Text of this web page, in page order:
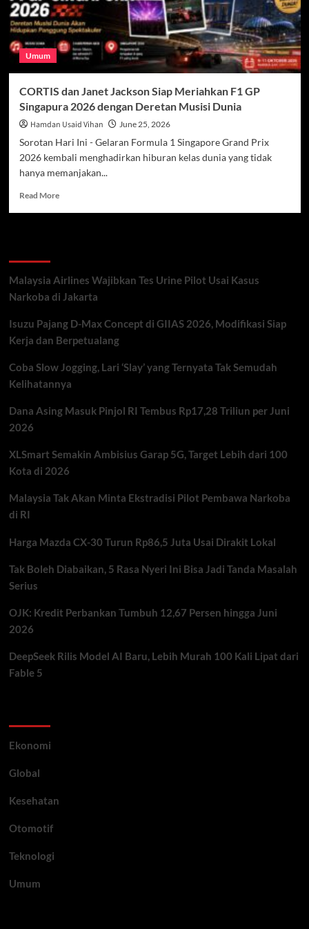
Umum
CORTIS dan Janet Jackson Siap Meriahkan F1 GP
Singapura 2026 dengan Deretan Musisi Dunia
Hamdan Usaid Vihan June 25, 2026
Sorotan Hari Ini - Gelaran Formula 1 Singapore Grand Prix
2026 kembali menghadirkan hiburan kelas dunia yang tidak
hanya memanjakan...
Read MoreRead
Siap
Meriahkan
GP
Singapura
dengan
Musisi
Malaysia Airlines Wajibkan Tes Urine Pilot Usai Kasus
Narkoba di Jakarta
Isuzu Pajang D-Max Concept di GIIAS 2026, Modifikasi Siap
Kerja dan Berpetualang
Coba Slow Jogging, Lari ‘Slay’ yang Ternyata Tak Semudah
Kelihatannya
Dana Asing Masuk Pinjol RI Tembus Rp17,28 Triliun per Juni
2026
XLSmart Semakin Ambisius Garap 5G, Target Lebih dari 100
Kota di 2026
Malaysia Tak Akan Minta Ekstradisi Pilot Pembawa Narkoba
di RI
Harga Mazda CX-30 Turun Rp86,5 Juta Usai Dirakit Lokal
Tak Boleh Diabaikan, 5 Rasa Nyeri Ini Bisa Jadi Tanda Masalah
Serius
OJK: Kredit Perbankan Tumbuh 12,67 Persen hingga Juni
2026
DeepSeek Rilis Model AI Baru, Lebih Murah 100 Kali Lipat dari
Fable 5
Ekonomi
Global
Kesehatan
Otomotif
Teknologi
Umum